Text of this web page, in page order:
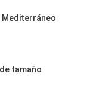
Mediterráneo
tamaño